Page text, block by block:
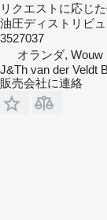
リクエストに応じ
油圧ディストリビ
3527037
オランダ, Wouw
J&Th van der Veldt
販売会社に連絡